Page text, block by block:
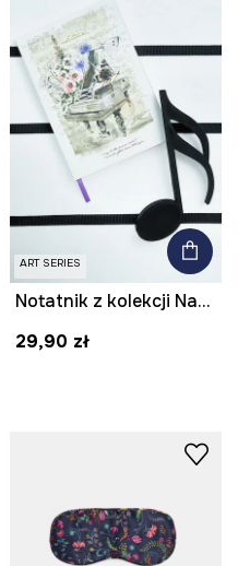
ART SERIES
Notatnik z kolekcji Narodowy Instytut Fryderyka Chopina x Medicine
29,90 zł